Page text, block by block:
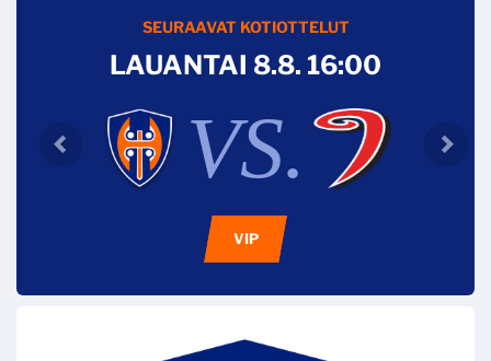
SEURAAVAT KOTIOTTELUT
LAUANTAI 8.8. 16:00
VS.
VIP